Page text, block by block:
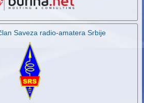
Saveza radio-amatera Srbije